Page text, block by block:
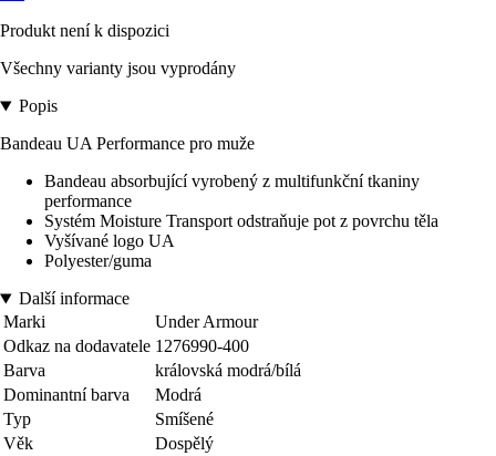
Produkt není k dispozici
Všechny varianty jsou vyprodány
Popis
Bandeau UA Performance pro muže
Bandeau absorbující vyrobený z multifunkční tkaniny
performance
Systém Moisture Transport odstraňuje pot z povrchu těla
Vyšívané logo UA
Polyester/guma
Další informace
Marki
Under Armour
Odkaz na dodavatele 1276990-400
Barva
královská modrá/bílá
Dominantní barva
Modrá
Typ
Smíšené
Věk
Dospělý